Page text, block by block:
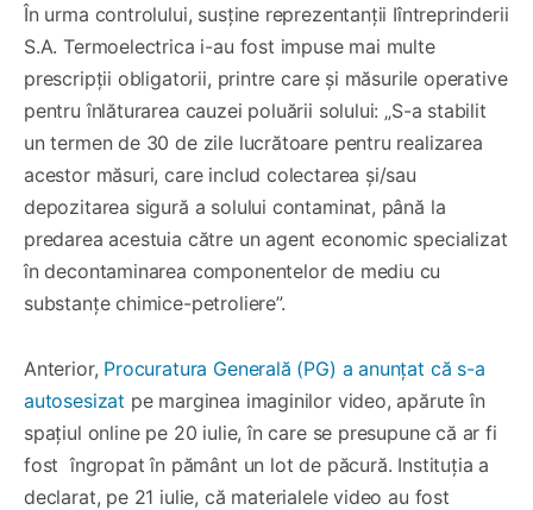
În urma controlului, susține reprezentanții Iîntreprinderii
S.A. Termoelectrica i-au fost impuse mai multe
prescripții obligatorii, printre care și măsurile operative
pentru înlăturarea cauzei poluării solului: „S-a stabilit
un termen de 30 de zile lucrătoare pentru realizarea
acestor măsuri, care includ colectarea și/sau
depozitarea sigură a solului contaminat, până la
predarea acestuia către un agent economic specializat
în decontaminarea componentelor de mediu cu
substanțe chimice-petroliere”.
Anterior, Procuratura Generală (PG) a anunțat că s-a
autosesizat pe marginea imaginilor video, apărute în
spațiul online pe 20 iulie, în care se presupune că ar fi
fost îngropat în pământ un lot de păcură. Instituția a
declarat, pe 21 iulie, că materialele video au fost